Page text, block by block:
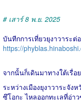
# เสาร์ 8 พ.ย. 2025
บันทีกการเที่ยวยุงาวาระต่
https://
จากนั้นก็เดินมาทางใต้เรื่อ
ระหว่างเมืองยุงาวาระจัง
ซึโอกะ ไหลออกทะเลที่อ่า